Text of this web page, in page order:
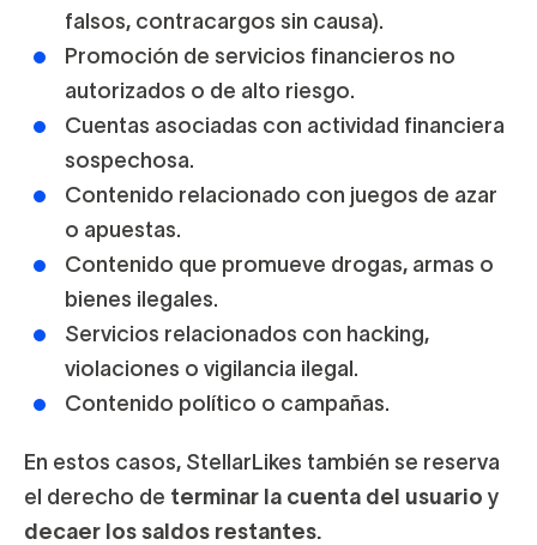
falsos, contracargos sin causa).
Promoción de servicios financieros no
autorizados o de alto riesgo.
Cuentas asociadas con actividad financiera
sospechosa.
Contenido relacionado con juegos de azar
o apuestas.
Contenido que promueve drogas, armas o
bienes ilegales.
Servicios relacionados con hacking,
violaciones o vigilancia ilegal.
Contenido político o campañas.
En estos casos, StellarLikes también se reserva
el derecho de terminar la cuenta del usuario y
decaer los saldos restantes.